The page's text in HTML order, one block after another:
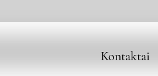
Kontaktai